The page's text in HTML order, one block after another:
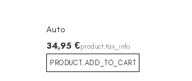
Auto
34,95 €product.tax_info
PRODUCT.ADD_TO_CART